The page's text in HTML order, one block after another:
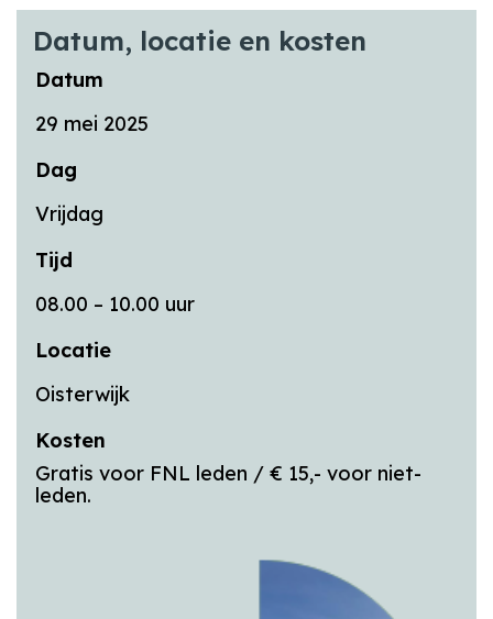
Datum, locatie en kosten
Datum
29 mei 2025
Dag
Vrijdag
Tijd
08.00 – 10.00 uur
Locatie
Oisterwijk
Kosten
Gratis voor FNL leden / € 15,- voor niet-
leden.